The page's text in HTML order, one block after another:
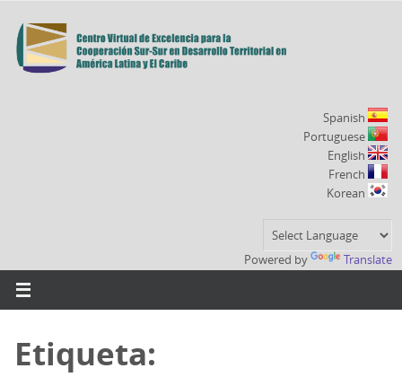
contenido
Spanish
Portuguese
English
French
Korean
Powered by Translate
Etiqueta: